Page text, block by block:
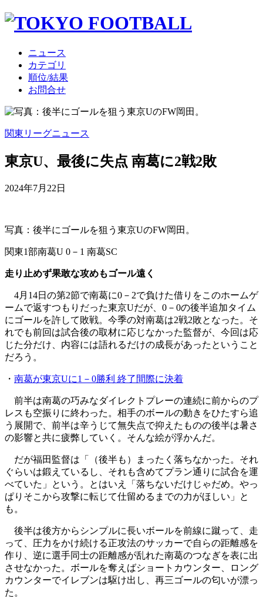
ニュース
カテゴリ
順位/結果
お問合せ
関東リーグニュース
東京U、最後に失点 南葛に2戦2敗
2024年7月22日
写真：後半にゴールを狙う東京UのFW岡田。
関東1部南葛U 0－1 南葛SC
走り止めず果敢な攻めもゴール遠く
4月14日の第2節で南葛に0－2で負けた借りをこのホームゲ
ームで返すつもりだった東京Uだが、0－0の後半追加タイム
にゴールを許して敗戦。今季の対南葛は2戦2敗となった。そ
れでも前回は試合後の取材に応じなかった監督が、今回は応
じた分だけ、内容には語れるだけの成長があったということ
だろう。
・ 南葛が東京Uに1－0勝利 終了間際に決着
前半は南葛の巧みなダイレクトプレーの連続に前からのプ
レスも空振りに終わった。相手のボールの動きをひたすら追
う展開で、前半は辛うじて無失点で抑えたものの後半は暑さ
の影響と共に疲弊していく。そんな絵が浮かんだ。
だが福田監督は「（後半も）まったく落ちなかった。それ
ぐらいは鍛えているし、それも含めてプラン通りに試合を運
べていた」という。とはいえ「落ちないだけじゃだめ。やっ
ぱりそこから攻撃に転じて仕留めるまでの力がほしい」と
も。
後半は後方からシンプルに長いボールを前線に蹴って、走
って、圧力をかけ続ける正攻法のサッカーで自らの距離感を
作り、逆に選手同士の距離感が乱れた南葛のつなぎを表に出
させなかった。ボールを奪えばショートカウンター、ロング
カウンターでイレブンは駆け出し、再三ゴールの匂いが漂っ
た。